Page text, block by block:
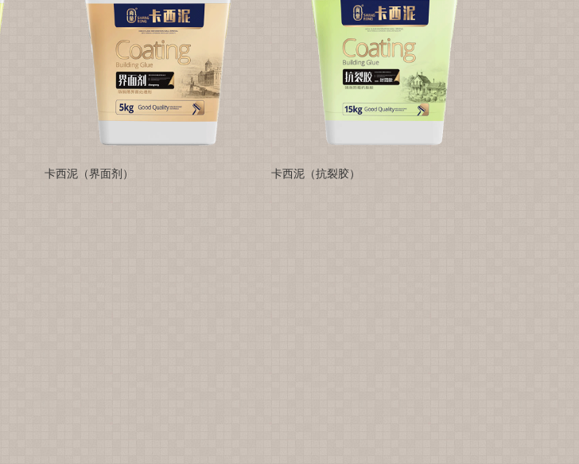
卡西泥（界面剂） 卡西泥（抗裂胶）